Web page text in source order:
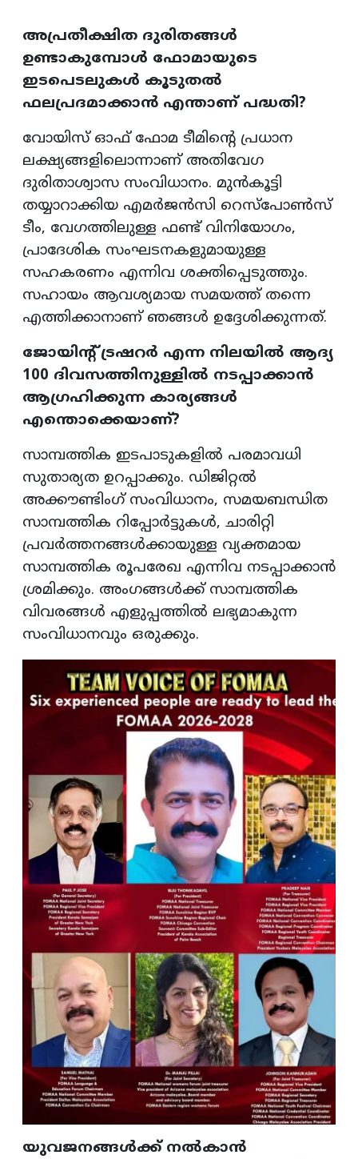
അപ്രതീക്ഷിത ദുരിതങ്ങൾ
ഉണ്ടാകുമ്പോൾ ഫോമായുടെ
ഇടപെടലുകൾ കൂടുതൽ
ഫലപ്രദമാക്കാൻ എന്താണ് പദ്ധതി?
വോയിസ് ഓഫ് ഫോമ ടീമിന്റെ പ്രധാന
ലക്ഷ്യങ്ങളിലൊന്നാണ് അതിവേഗ
ദുരിതാശ്വാസ സംവിധാനം. മുൻകൂട്ടി
തയ്യാറാക്കിയ എമർജൻസി റെസ്പോൺസ്
ടീം, വേഗത്തിലുള്ള ഫണ്ട് വിനിയോഗം,
പ്രാദേശിക സംഘടനകളുമായുള്ള
സഹകരണം എന്നിവ ശക്തിപ്പെടുത്തും.
സഹായം ആവശ്യമായ സമയത്ത് തന്നെ
എത്തിക്കാനാണ് ഞങ്ങൾ ഉദ്ദേശിക്കുന്നത്.
ജോയിന്റ് ട്രഷറർ എന്ന നിലയിൽ ആദ്യ
100 ദിവസത്തിനുള്ളിൽ നടപ്പാക്കാൻ
ആഗ്രഹിക്കുന്ന കാര്യങ്ങൾ
എന്തൊക്കെയാണ്?
സാമ്പത്തിക ഇടപാടുകളിൽ പരമാവധി
സുതാര്യത ഉറപ്പാക്കും. ഡിജിറ്റൽ
അക്കൗണ്ടിംഗ് സംവിധാനം, സമയബന്ധിത
സാമ്പത്തിക റിപ്പോർട്ടുകൾ, ചാരിറ്റി
പ്രവർത്തനങ്ങൾക്കായുള്ള വ്യക്തമായ
സാമ്പത്തിക രൂപരേഖ എന്നിവ നടപ്പാക്കാൻ
ശ്രമിക്കും. അംഗങ്ങൾക്ക് സാമ്പത്തിക
വിവരങ്ങൾ എളുപ്പത്തിൽ ലഭ്യമാകുന്ന
സംവിധാനവും ഒരുക്കും.
യുവജനങ്ങൾക്ക് നൽകാൻ